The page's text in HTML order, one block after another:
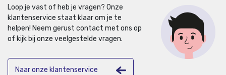
Loop je vast of heb je vragen? Onze
klantenservice staat klaar om je te
helpen! Neem gerust contact met ons op
of kijk bij onze veelgestelde vragen.
Naar onze klantenservice